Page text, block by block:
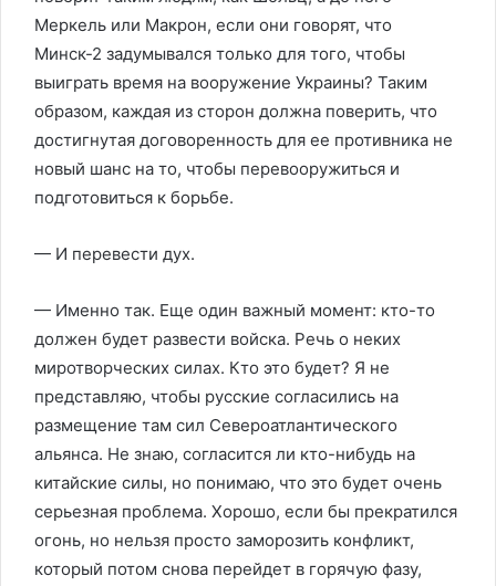
Меркель или Макрон, если они говорят, что
Минск-2 задумывался только для того, чтобы
выиграть время на вооружение Украины? Таким
образом, каждая из сторон должна поверить, что
достигнутая договоренность для ее противника не
новый шанс на то, чтобы перевооружиться и
подготовиться к борьбе.
— И перевести дух.
— Именно так. Еще один важный момент: кто-то
должен будет развести войска. Речь о неких
миротворческих силах. Кто это будет? Я не
представляю, чтобы русские согласились на
размещение там сил Североатлантического
альянса. Не знаю, согласится ли кто-нибудь на
китайские силы, но понимаю, что это будет очень
серьезная проблема. Хорошо, если бы прекратился
огонь, но нельзя просто заморозить конфликт,
который потом снова перейдет в горячую фазу,